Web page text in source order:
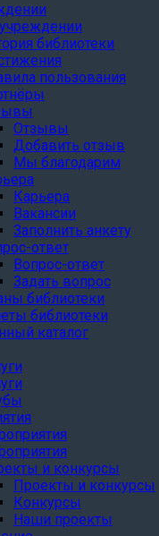
библиотеки
пользования
Отзывы
Добавить отзыв
Мы благодарим
Карьера
Вакансии
Заполнить анкету
ответ
Вопрос-ответ
Задать вопрос
библиотеки
библиотеки
каталог
и конкурсы
Проекты и конкурсы
Конкурсы
Наши проекты